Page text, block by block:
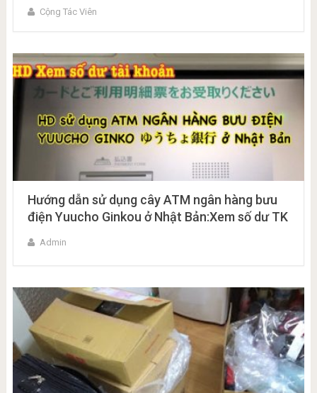
Cộng Tác Viên
Hướng dẫn sử dụng cây ATM ngân hàng bưu
điện Yuucho Ginkou ở Nhật Bản:Xem số dư TK
Admin